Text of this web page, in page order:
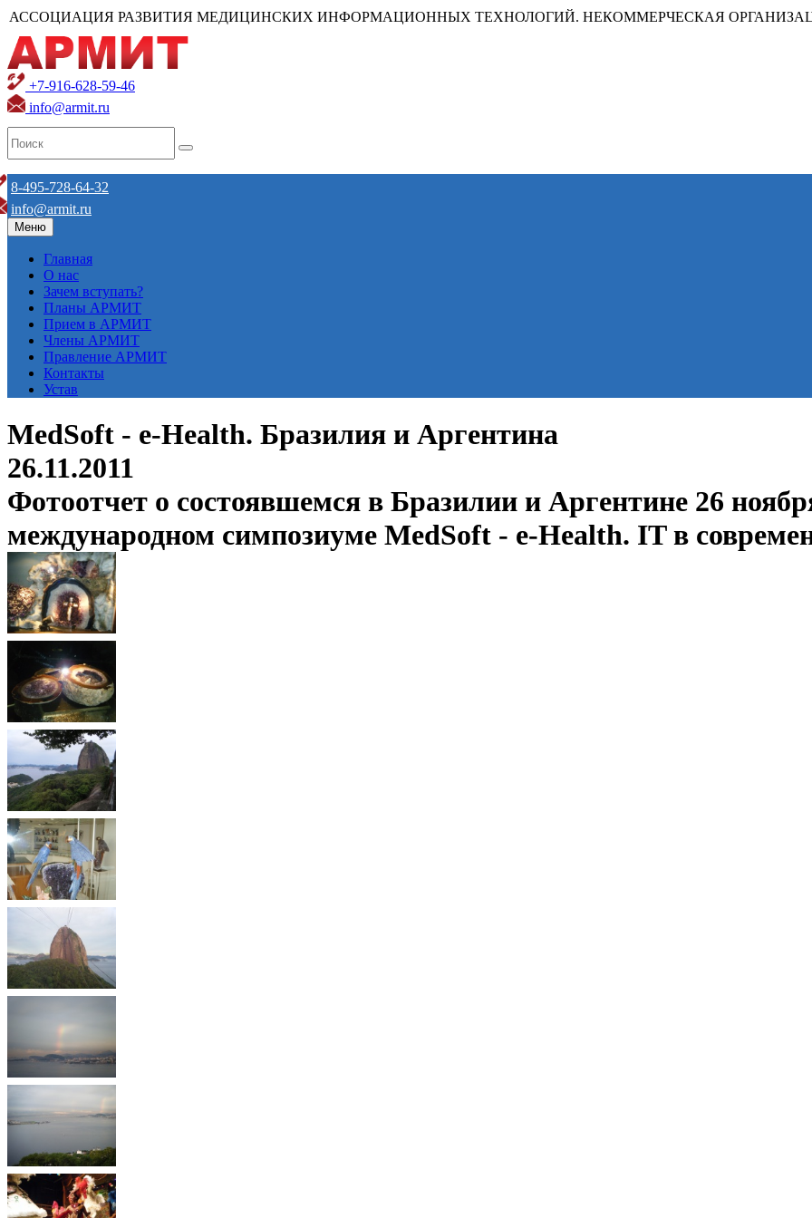
АССОЦИАЦИЯ РАЗВИТИЯ МЕДИЦИНСКИХ ИНФОРМАЦИОННЫХ ТЕХНОЛОГИЙ. НЕКОММЕРЧЕСКАЯ
+7-916-628-59-46
info@armit.ru
8-495-728-64-32
info@armit.ru
Меню
Главная
О нас
Зачем вступать?
Планы АРМИТ
Прием в АРМИТ
Члены АРМИТ
Правление АРМИТ
Контакты
Устав
MedSoft - e-Health. Бразилия и Аргентина
26.11.2011
Фотоотчет о состоявшемся в Бразилии и Аргентине 26
международном симпозиуме MedSoft - e-Health. IT в